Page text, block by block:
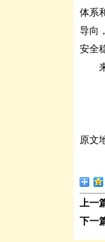
体系
导向
安全
原文
上一
下一